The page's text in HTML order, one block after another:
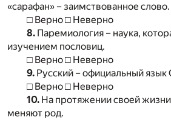
«сарафан» – заимствованное слово.
□ Верно □ Неверно
8. Паремиология – наука,
изучением пословиц.
□ Верно □ Неверно
9. Русский – официальный
□ Верно □ Неверно
10. На протяжении своей жизни
меняют род.